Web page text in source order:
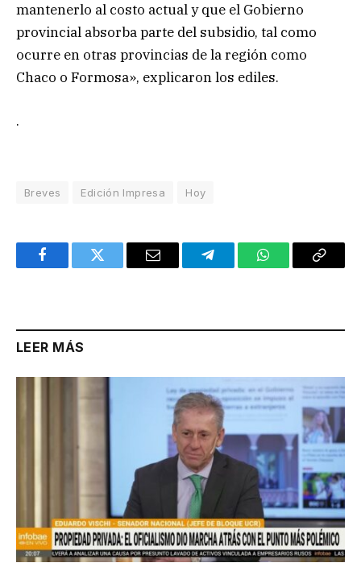
mantenerlo al costo actual y que el Gobierno
provincial absorba parte del subsidio, tal como
ocurre en otras provincias de la región como
Chaco o Formosa», explicaron los ediles.
.
Breves Edición Impresa Hoy
FacebookTwitter Email TelegramWhatsAppCopy
LEER MÁS